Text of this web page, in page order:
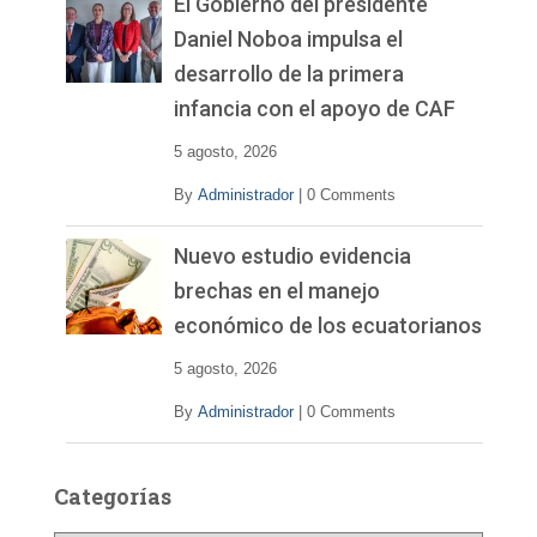
Daniel Noboa impulsa el
desarrollo de la primera
infancia con el apoyo de CAF
5 agosto, 2026
By Administrador 0 Comments
Nuevo estudio evidencia
brechas en el manejo
económico de los ecuatorianos
5 agosto, 2026
By Administrador 0 Comments
Categorías